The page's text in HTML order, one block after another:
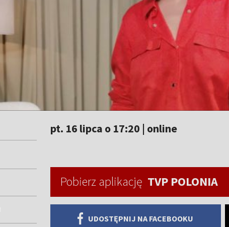
pt. 16 lipca o 17:20 | online
Pobierz aplikację TVP POLONIA
UDOSTĘPNIJ NA FACEBOOKU